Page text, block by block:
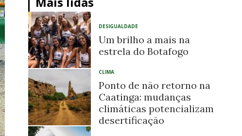
DESIGUALDADE
Um brilho a mais na
estrela do Botafogo
CLIMA
Ponto de não retorno na
Caatinga: mudanças
climáticas potencializam
desertificação